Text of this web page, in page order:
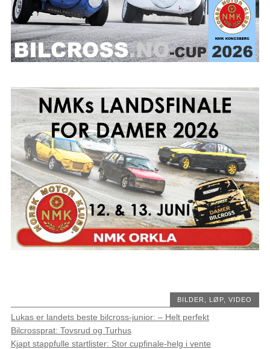
BILDER LØP ,VIDEO
Lukas er landets beste bilcross-junior: – Helt perfekt
Bilcrossprat: Tovsrud og Turhus
Kjapt stappfulle startlister: Stor cupfinale-helg i vente